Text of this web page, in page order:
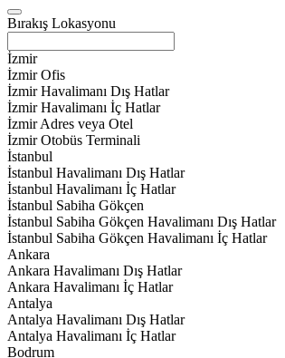
Bırakış Lokasyonu
İzmir
İzmir Ofis
İzmir Havalimanı Dış Hatlar
İzmir Havalimanı İç Hatlar
İzmir Adres veya Otel
İzmir Otobüs Terminali
İstanbul
İstanbul Havalimanı Dış Hatlar
İstanbul Havalimanı İç Hatlar
İstanbul Sabiha Gökçen
İstanbul Sabiha Gökçen Havalimanı Dış Hatlar
İstanbul Sabiha Gökçen Havalimanı İç Hatlar
Ankara
Ankara Havalimanı Dış Hatlar
Ankara Havalimanı İç Hatlar
Antalya
Antalya Havalimanı Dış Hatlar
Antalya Havalimanı İç Hatlar
Bodrum